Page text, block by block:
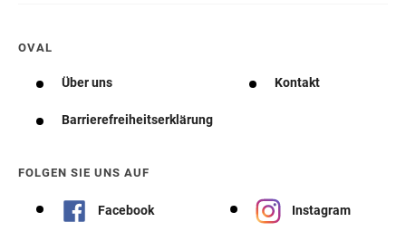
OVAL
Über uns Kontakt
Barrierefreiheitserklärung
FOLGEN SIE UNS AUF
Facebook Instagram